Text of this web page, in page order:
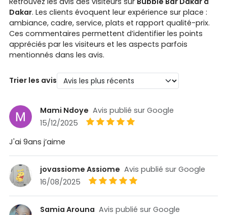
Dakar. Les clients évoquent leur expérience sur place :
ambiance, cadre, service, plats et rapport qualité-prix.
Ces commentaires permettent d’identifier les points
appréciés par les visiteurs et les aspects parfois
mentionnés dans les avis.
Trier les avis
Mami Ndoye Avis publié sur Google
15/12/2025
J'ai 9ans j’aime
jovassiome Assiome Avis publié sur Google
16/08/2025
Samia Arouna Avis publié sur Google